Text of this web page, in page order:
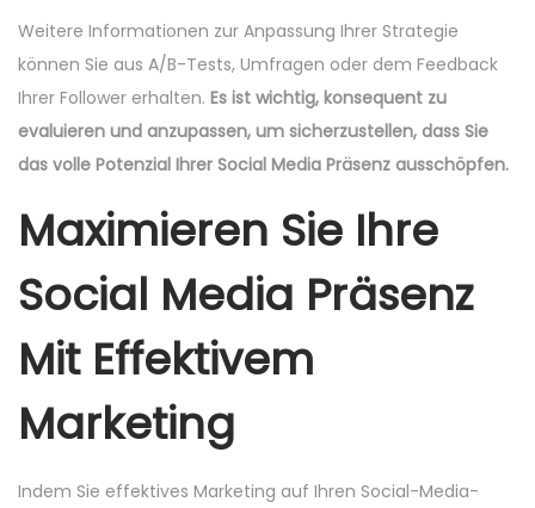
Weitere Informationen zur Anpassung Ihrer Strategie
können Sie aus A/B-Tests, Umfragen oder dem Feedback
Ihrer Follower erhalten. Es ist wichtig, konsequent zu
evaluieren und anzupassen, um sicherzustellen, dass Sie
das volle Potenzial Ihrer Social Media Präsenz ausschöpfen.
Maximieren Sie Ihre
Social Media Präsenz
Mit Effektivem
Marketing
Indem Sie effektives Marketing auf Ihren Social-Media-